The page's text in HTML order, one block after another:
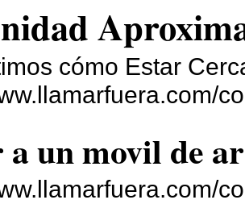
cómo Estar
un movil de